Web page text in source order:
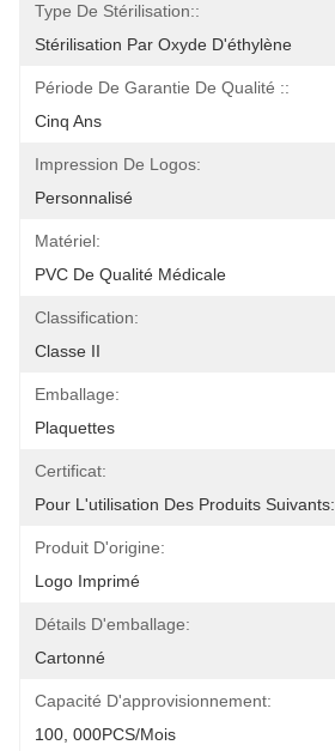
Type De Stérilisation::
Stérilisation Par Oxyde D'éthylène
Période De Garantie De Qualité ::
Cinq Ans
Impression De Logos:
Personnalisé
Matériel:
PVC De Qualité Médicale
Classification:
Classe II
Emballage:
Plaquettes
Certificat:
Pour L'utilisation Des Produits Suivants:
Produit D'origine:
Logo Imprimé
Détails D'emballage:
Cartonné
Capacité D'approvisionnement:
100, 000PCS/mois